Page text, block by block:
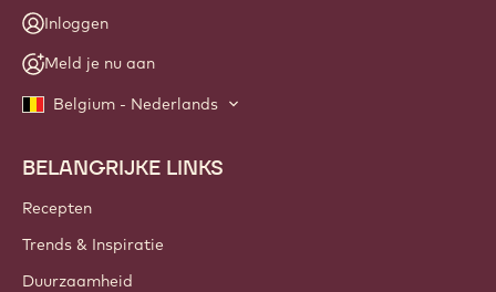
Inloggen
Meld je nu aan
Belgium - Nederlands
Footer
Callebaut
BELANGRIJKE LINKS
Recepten
Trends & Inspiratie
Duurzaamheid